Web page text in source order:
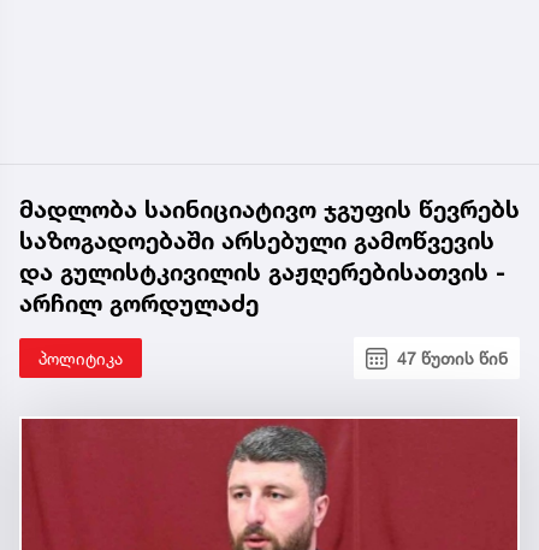
მადლობა საინიციატივო ჯგუფის წევრებს
საზოგადოებაში არსებული გამოწვევის
და გულისტკივილის გაჟღერებისათვის -
არჩილ გორდულაძე
პოლიტიკა 47 წუთის წინ